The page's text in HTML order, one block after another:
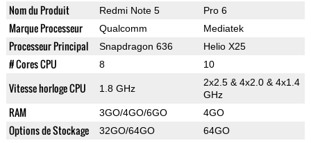
Nom du Produit Redmi Note 5 Pro 6
Marque Processeur Qualcomm Mediatek
Processeur Principal Snapdragon 636 Helio X25
# Cores CPU 8 10
Vitesse horloge CPU 1.8 GHz
2x2.5 & 4x2.0 & 4x1.4
GHz
RAM 3GO/4GO/6GO 4GO
Options de Stockage 32GO/64GO 64GO